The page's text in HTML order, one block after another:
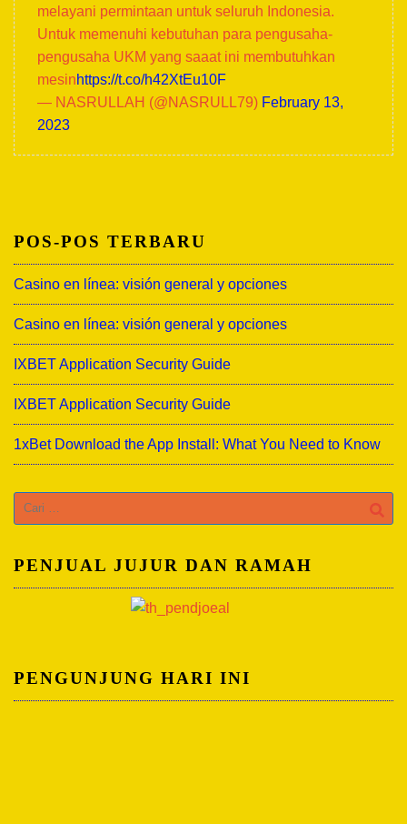
melayani permintaan untuk seluruh Indonesia.
Untuk memenuhi kebutuhan para pengusaha-
pengusaha UKM yang saaat ini membutuhkan
mesinhttps://t.co/h42XtEu10F
— NASRULLAH (@NASRULL79) February 13,
2023
POS-POS TERBARU
Casino en línea: visión general y opciones
Casino en línea: visión general y opciones
IXBET Application Security Guide
IXBET Application Security Guide
1xBet Download the App Install: What You Need to Know
Cari
untuk:
PENJUAL JUJUR DAN RAMAH
PENGUNJUNG HARI INI